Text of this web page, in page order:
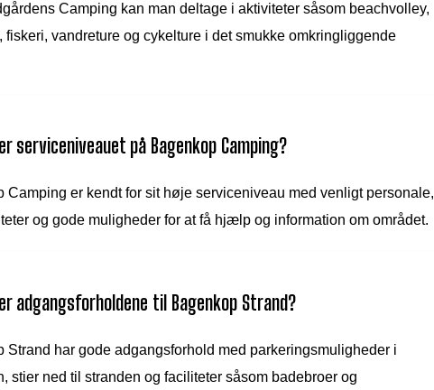
Camping kan man deltage i aktiviteter såsom beachvolley,
fiskeri, vandreture og cykelture i det smukke omkringliggende
serviceniveauet på Bagenkop Camping?
Camping er kendt for sit høje serviceniveau med venligt personale,
og gode muligheder for at få hjælp og information om området.
adgangsforholdene til Bagenkop Strand?
Strand har gode adgangsforhold med parkeringsmuligheder i
stier ned til stranden og faciliteter såsom badebroer og